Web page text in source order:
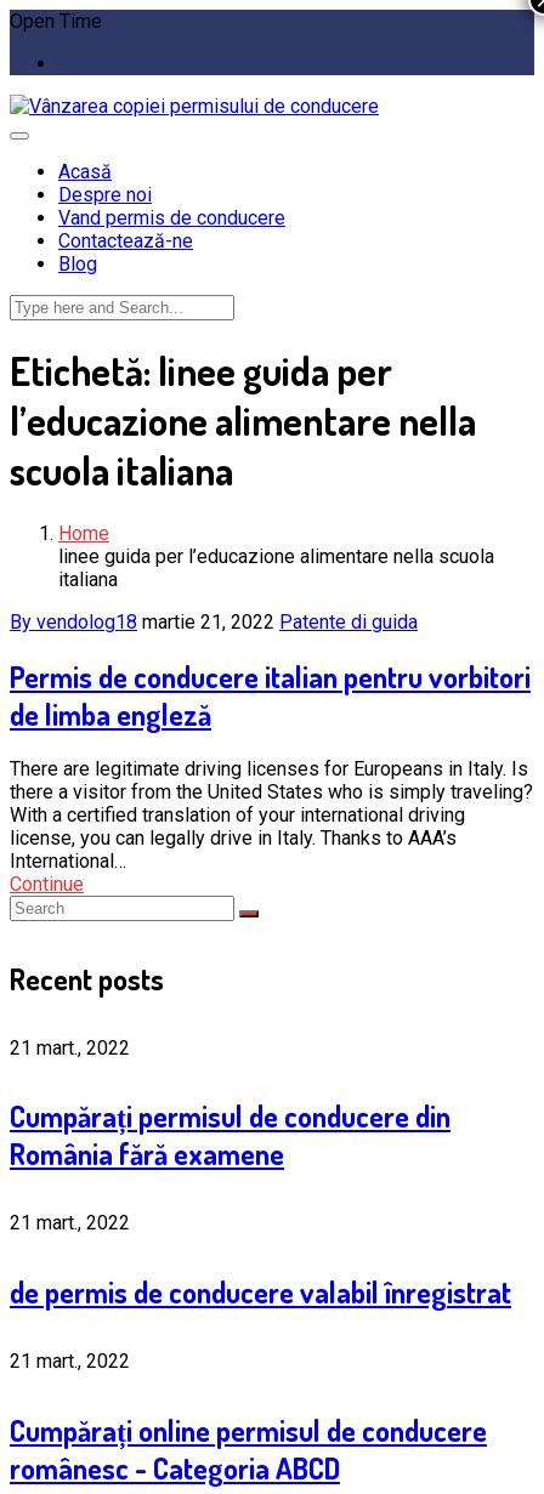
Open Time
Acasă
Despre noi
Vand permis de conducere
Contactează-ne
Blog
Etichetă: linee guida per
l’educazione alimentare nella
scuola italiana
Home
linee guida per l’educazione alimentare nella scuola
italiana
By vendolog18 martie 21, 2022 Patente di guida
Permis de conducere italian pentru vorbitori
de limba engleză
There are legitimate driving licenses for Europeans in Italy. Is
there a visitor from the United States who is simply traveling?
With a certified translation of your international driving
license, you can legally drive in Italy. Thanks to AAA’s
International…
Continue
Recent posts
21 mart., 2022
Cumpărați permisul de conducere din
România fără examene
21 mart., 2022
de permis de conducere valabil înregistrat
21 mart., 2022
Cumpărați online permisul de conducere
românesc - Categoria ABCD